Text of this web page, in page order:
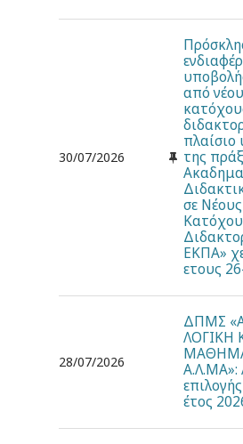
30/07/2026
από
πλαίσιο
της
σε
ΕΚΠΑ»
ετους
28/07/2026
ΔΠΜΣ
ΛΟΓΙΚΗ
Α.Λ.ΜΑ»:
έτος